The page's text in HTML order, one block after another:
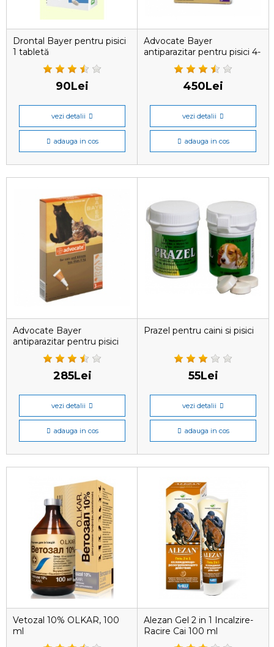
Drontal Bayer pentru pisici
1 tabletă
90Lei
vezi detalii
adauga in cos
Advocate Bayer
antiparazitar pentru pisici 4-
8 kg, 1 pipetă
450Lei
vezi detalii
adauga in cos
Advocate Bayer
antiparazitar pentru pisici
sub 4 kg, 1 pipetă
285Lei
vezi detalii
adauga in cos
Prazel pentru caini si pisici
55Lei
vezi detalii
adauga in cos
Vetozal 10% OLKAR, 100
ml
Alezan Gel 2 in 1 Incalzire-
Racire Cai 100 ml